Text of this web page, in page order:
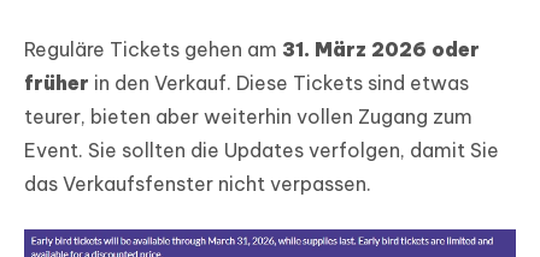
Reguläre Tickets gehen am 31. März 2026 oder
früher in den Verkauf. Diese Tickets sind etwas
teurer, bieten aber weiterhin vollen Zugang zum
Event. Sie sollten die Updates verfolgen, damit Sie
das Verkaufsfenster nicht verpassen.